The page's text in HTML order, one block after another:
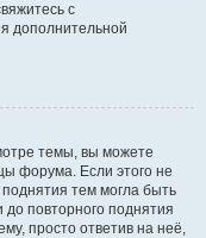
с
дополнительной
темы, вы можете
форума. Если этого не
поднятия тем могла быть
повторного поднятия
просто ответив на неё,